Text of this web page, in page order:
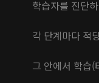
학습자를 진단
각 단계마다 적
그 안에서 학습